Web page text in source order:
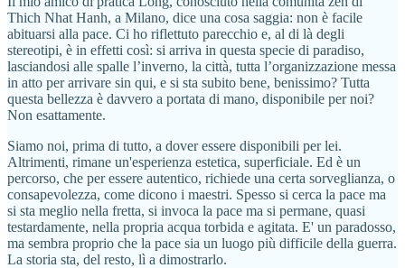
Thich Nhat Hanh, a Milano, dice una cosa saggia: non è facile
abituarsi alla pace. Ci ho riflettuto parecchio e, al di là degli
stereotipi, è in effetti così: si arriva in questa specie di paradiso,
lasciandosi alle spalle l’inverno, la città, tutta l’organizzazione messa
in atto per arrivare sin qui, e si sta subito bene, benissimo? Tutta
questa bellezza è davvero a portata di mano, disponibile per noi?
Non esattamente.
Siamo noi, prima di tutto, a dover essere disponibili per lei.
Altrimenti, rimane un'esperienza estetica, superficiale. Ed è un
percorso, che per essere autentico, richiede una certa sorveglianza, o
consapevolezza, come dicono i maestri. Spesso si cerca la pace ma
si sta meglio nella fretta, si invoca la pace ma si permane, quasi
testardamente, nella propria acqua torbida e agitata. E' un paradosso,
ma sembra proprio che la pace sia un luogo più difficile della guerra.
La storia sta, del resto, lì a dimostrarlo.